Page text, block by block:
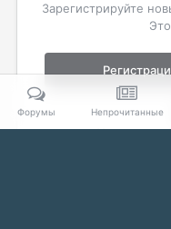
Зарегистрируйте
Уже есть
Форумы Непрочитанные